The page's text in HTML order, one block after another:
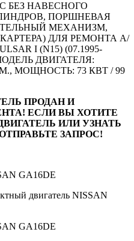
БЕЗ НАВЕСНОГО
ПОРШНЕВАЯ
МЕХАНИЗМ,
ДЛЯ РЕМОНТА А/
I (N15) (07.1995-
МОДЕЛЬ ДВИГАТЕЛЯ:
МОЩНОСТЬ: 73 КВТ / 99
ПРОДАН И
ЕСЛИ ВЫ ХОТИТЕ
ИЛИ УЗНАТЬ
ЗАПРОС!
двигатель NISSAN